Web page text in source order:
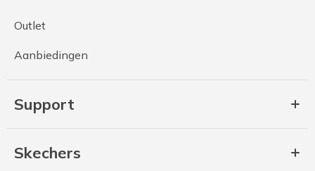
Outlet
Aanbiedingen
Support
Skechers